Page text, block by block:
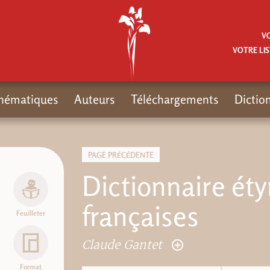
PAGE PRÉCÉDENTE
Dictionnaire
françaises
Claude Gantet
Feuilleter
Format
VOTRE
Auteurs Téléchargements